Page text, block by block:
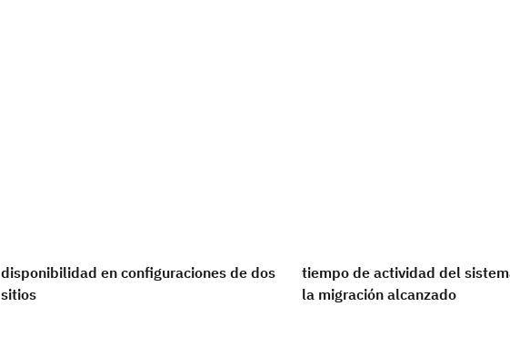
disponibilidad en configuraciones de dos
sitios
tiempo de actividad del
la migración alcanzado